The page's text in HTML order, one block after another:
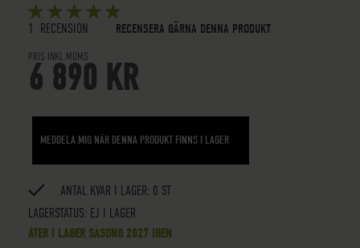
BETYG:
5OUT OF5
STARS
1 RECENSION RECENSERA GÄRNA DENNA PRODUKT
PRIS INKL.MOMS
6 890 KR
MEDDELA MIG NÄR DENNA PRODUKT FINNS I LAGER
LAGERSTATUS: EJ I LAGER
ÅTER I LAGER SÄSONG 2027 IGEN
ANTAL KVAR I LAGER: 0 ST